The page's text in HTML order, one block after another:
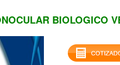
BIOLOGICO